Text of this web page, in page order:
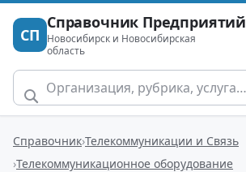
СП
Справочник Предприятий
Новосибирск и Новосибирская
область
Справочник Телекоммуникации и Связь
Телекоммуникационное оборудование